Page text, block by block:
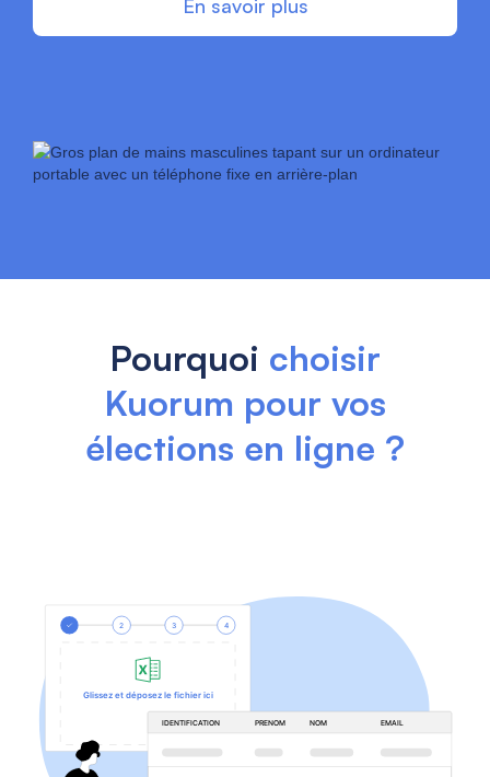
En savoir plus
Pourquoi choisir
Kuorum pour vos
élections en ligne ?